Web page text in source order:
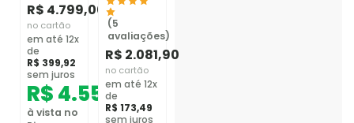
R$ 4.799,00
no cartão
em até 12x
de
R$ 399,92
sem juros
R$4.559,05
à vista no
(5
avaliações)
R$ 2.081,90
no cartão
em até 12x
de
R$ 173,49
sem juros